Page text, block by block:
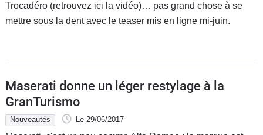
Trocadéro (retrouvez ici la vidéo)… pas grand chose à se
mettre sous la dent avec le teaser mis en ligne mi-juin.
Maserati donne un léger restylage à la
GranTurismo
Nouveautés Le 29/06/2017